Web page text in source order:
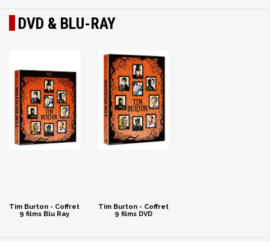
DVD & BLU-RAY
Tim Burton - Coffret
9 films Blu Ray
Tim Burton - Coffret
9 films DVD